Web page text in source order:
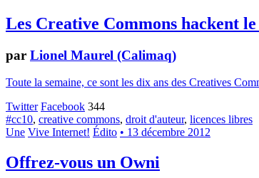
Les Creative Commons hackent
par Lionel Maurel (Calimaq)
Toute la semaine, ce sont les dix ans des Creatives
Twitter Facebook 344
#cc10, creative commons, droit d'auteur, licences libres
Une Vive Internet! Édito • 13 décembre 2012
Offrez-vous un Owni